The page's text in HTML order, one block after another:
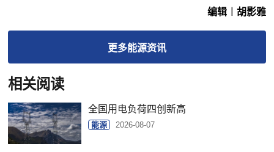
编辑︱胡影雅
更多能源资讯
相关阅读
全国用电负荷四创新高
能源 2026-08-07